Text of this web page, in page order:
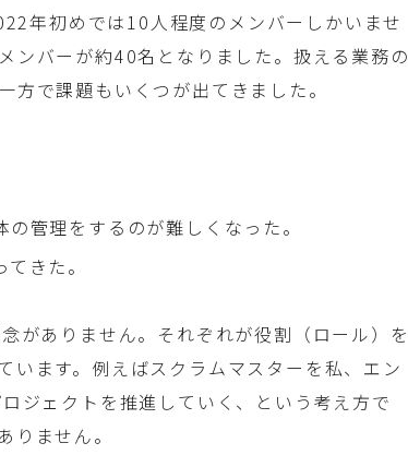
年初めでは10人程度のメンバーしかいませ
ンバーが約40名となりました。扱える業務の
で課題もいくつが出てきました。
管理をするのが難しくなった。
きた。
がありません。それぞれが役割（ロール）を
います。例えばスクラムマスターを私、エン
ジェクトを推進していく、という考え方で
ません。